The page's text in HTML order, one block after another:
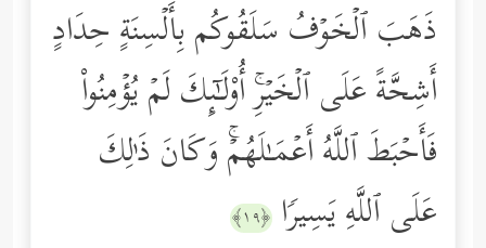
ذَهَبَ ٱلۡخَوۡفُ سَلَقُوكُم بِأَلۡسِنَةٍ حِدَادٍ
أَشِحَّةً عَلَى ٱلۡخَیۡرِۚ أُوْلَـٰۤىِٕكَ لَمۡ یُؤۡمِنُواْ
فَأَحۡبَطَ ٱللَّهُ أَعۡمَـٰلَهُمۡۚ وَكَانَ ذَ ٰ⁠لِكَ
عَلَى ٱللَّهِ یَسِیرࣰا ﴿١٩﴾